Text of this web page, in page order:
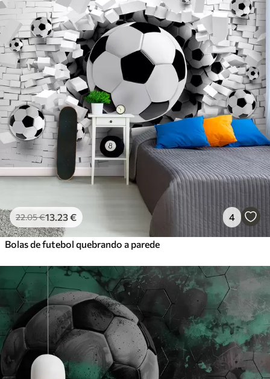
22.05€13 .23€ 4
Bolas de futebol quebrando a parede